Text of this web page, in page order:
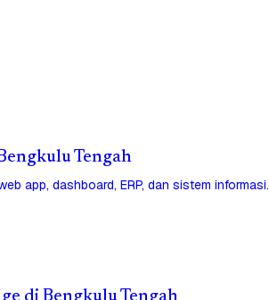
Tengah
app, dashboard, ERP, dan sistem informasi.